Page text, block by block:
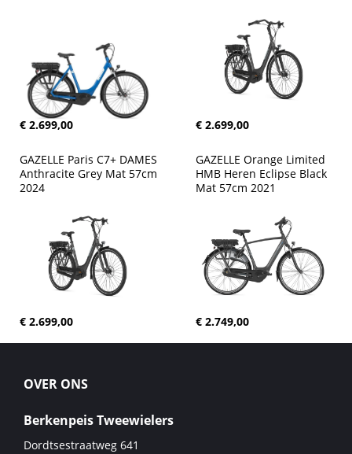
€ 2.699,00 € 2.699,00
GAZELLE Paris C7+ DAMES
Anthracite Grey Mat 57cm
2024
€ 2.699,00
GAZELLE Orange Limited
HMB Heren Eclipse Black
Mat 57cm 2021
€ 2.749,00
OVER ONS
Berkenpeis Tweewielers
Dordtsestraatweg 641